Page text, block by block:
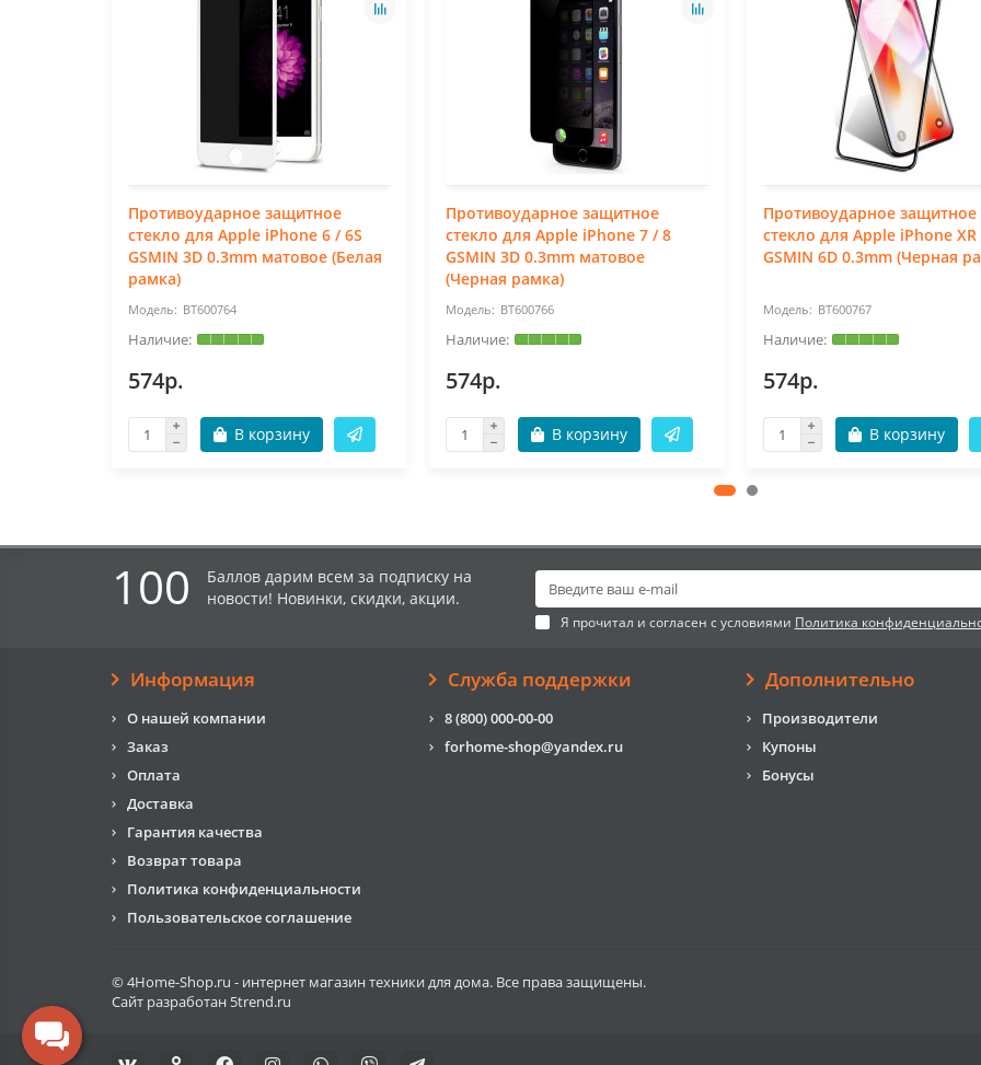
Противоударное защитное
стекло для Apple iPhone 6 / 6S
GSMIN 3D 0.3mm матовое (Белая
рамка)
BT600764
574р.
В корзину
Противоударное защитное
стекло для Apple iPhone 7 / 8
GSMIN 3D 0.3mm матовое
(Черная рамка)
BT600766
574р.
В корзину
Противоударное защитное
стекло для Apple iPhone XR
GSMIN 6D 0.3mm (Черная
BT600767
574р.
В корзину
100
Баллов дарим всем за подписку на
новости! Новинки, скидки, акции.
Я прочитал и согласен с условиями Политика
Информация
О нашей компании
Заказ
Оплата
Доставка
Гарантия качества
Возврат товара
Политика конфиденциальности
Пользовательское соглашение
Служба поддержки
8 (800) 000-00-00
forhome-shop@yandex.ru
Дополнительно
Производители
Купоны
Бонусы
© 4Home-Shop.ru - интернет магазин техники для дома. Все права защищены.
Сайт разработан 5trend.ru